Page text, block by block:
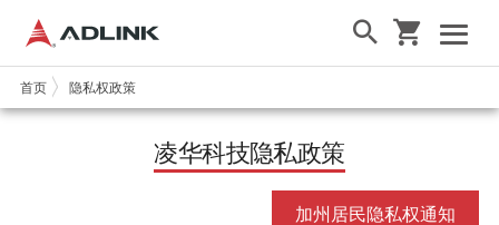
首页 隐私权政策
凌华科技隐私政策
加州居民隐私权通知